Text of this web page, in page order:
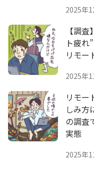
2025年
【調
ト疲れ
リモー
2025年
リモー
しみ方
の調査
実態
2025年